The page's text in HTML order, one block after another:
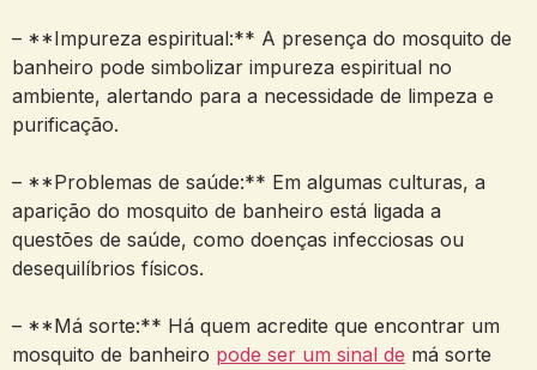
– **Impureza espiritual:** A presença do mosquito de
banheiro pode simbolizar impureza espiritual no
ambiente, alertando para a necessidade de limpeza e
purificação.
– **Problemas de saúde:** Em algumas culturas, a
aparição do mosquito de banheiro está ligada a
questões de saúde, como doenças infecciosas ou
desequilíbrios físicos.
– **Má sorte:** Há quem acredite que encontrar um
mosquito de banheiro pode ser um sinal de má sorte